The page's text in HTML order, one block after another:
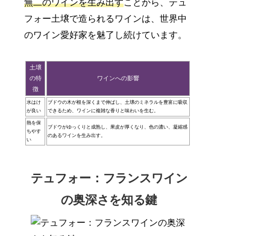
無二のワインを生み出すことから、テュ
フォー土壌で造られるワインは、世界中
のワイン愛好家を魅了し続けています。
土壌
の特
徴
ワインへの影響
水はけ
が良い
ブドウの木が根を深くまで伸ばし、土壌のミネラルを豊富に吸収
できるため、ワインに複雑な香りと味わいを生む。
熱を保
ちやす
い
ブドウがゆっくりと成熟し、果皮が厚くなり、色の濃い、凝縮感
のあるワインを生み出す。
テュフォー：フランスワイン
の奥深さを知る鍵